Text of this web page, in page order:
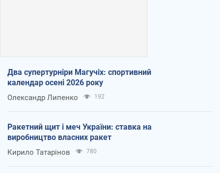
Два супертурніри Магучіх: спортивний
календар осені 2026 року
Олександр Липенко 192
Ракетний щит і меч України: ставка на
виробництво власних ракет
Кирило Татарінов 780